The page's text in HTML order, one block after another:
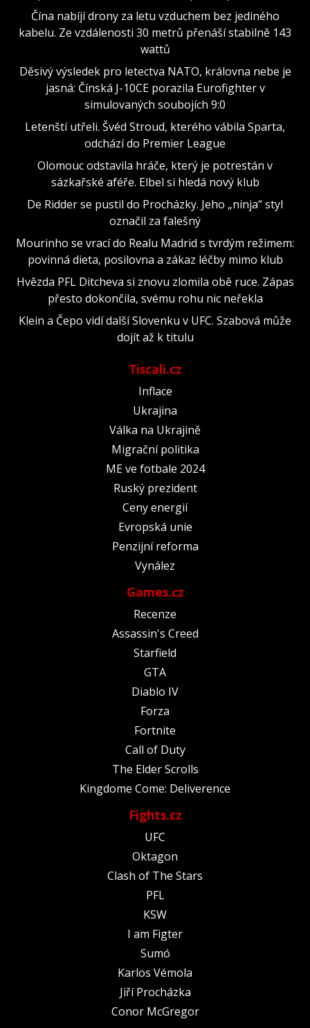
Čína nabíjí drony za letu vzduchem bez jediného
kabelu. Ze vzdálenosti 30 metrů přenáší stabilně 143
wattů
Děsivý výsledek pro letectva NATO, královna nebe je
jasná: Čínská J-10CE porazila Eurofighter v
simulovaných soubojích 9:0
Letenští utřeli. Švéd Stroud, kterého vábila Sparta,
odchází do Premier League
Olomouc odstavila hráče, který je potrestán v
sázkařské aféře. Elbel si hledá nový klub
De Ridder se pustil do Procházky. Jeho „ninja“ styl
označil za falešný
Mourinho se vrací do Realu Madrid s tvrdým režimem:
povinná dieta, posilovna a zákaz léčby mimo klub
Hvězda PFL Ditcheva si znovu zlomila obě ruce. Zápas
přesto dokončila, svému rohu nic neřekla
Klein a Čepo vidí další Slovenku v UFC. Szabová může
dojít až k titulu
Tiscali.cz
Inflace
Ukrajina
Válka na Ukrajině
Migrační politika
ME ve fotbale 2024
Ruský prezident
Ceny energií
Evropská unie
Penzijní reforma
Vynález
Games.cz
Recenze
Assassin's Creed
Starfield
GTA
Diablo IV
Forza
Fortnite
Call of Duty
The Elder Scrolls
Kingdome Come: Deliverence
Fights.cz
UFC
Oktagon
Clash of The Stars
PFL
KSW
I am Figter
Sumó
Karlos Vémola
Jiří Procházka
Conor McGregor